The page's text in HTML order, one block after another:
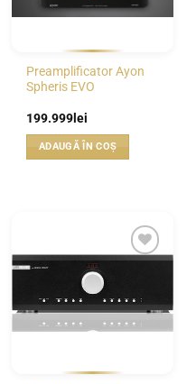
Preamplificator Ayon
Spheris EVO
199.999 lei
ADAUGĂ ÎN COȘ